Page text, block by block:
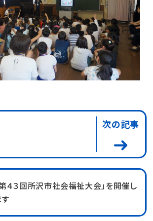
第４３回所沢市社会福祉大会」を開催し
す
次の記事